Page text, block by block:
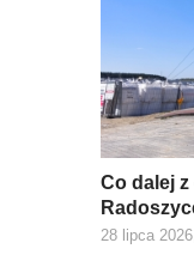
Co dalej
28 lipca